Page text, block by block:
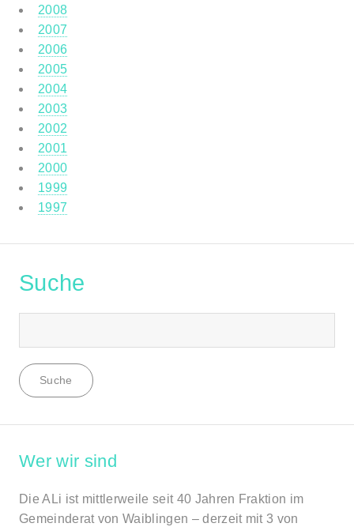
2008
2007
2006
2005
2004
2003
2002
2001
2000
1999
1997
Suche
Wer wir sind
Die ALi ist mittlerweile seit 40 Jahren Fraktion im
Gemeinderat von Waiblingen – derzeit mit 3 von